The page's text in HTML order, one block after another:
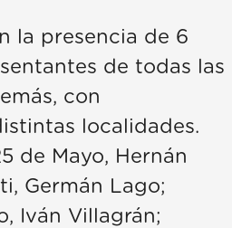
la presencia de 6
de todas las
con
localidades.
de Mayo, Hernán
Germán Lago;
Iván Villagrán;